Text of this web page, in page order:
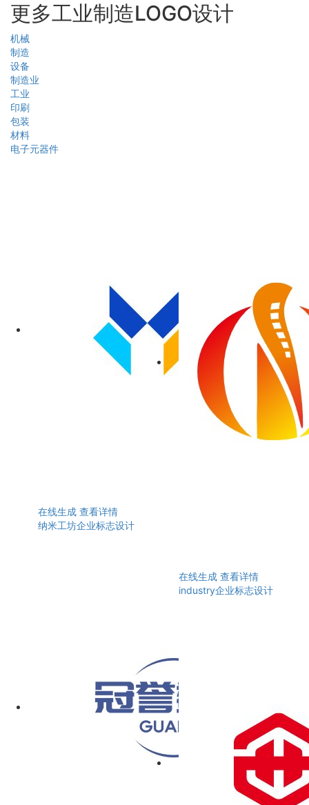
更多工业制造LOGO设计
机械
制造
设备
制造业
工业
印刷
包装
材料
电子元器件
在线生成 查看详情
纳米工坊企业标志设计
在线生成 查看详情
industry企业标志设计